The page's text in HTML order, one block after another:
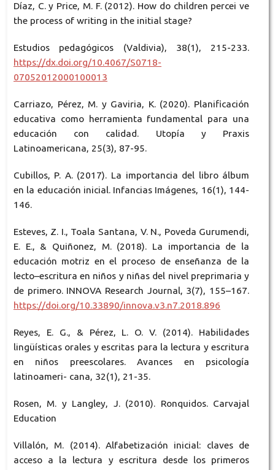
Díaz, C. y Price, M. F. (2012). How do children percei ve
the process of writing in the initial stage?
Estudios pedagógicos (Valdivia), 38(1), 215-233.
https://dx.doi.org/10.4067/S0718-
07052012000100013
Carriazo, Pérez, M. y Gaviria, K. (2020). Planificación
educativa como herramienta fundamental para una
educación con calidad. Utopía y Praxis
Latinoamericana, 25(3), 87-95.
Cubillos, P. A. (2017). La importancia del libro álbum
en la educación inicial. Infancias Imágenes, 16(1), 144-
146.
Esteves, Z. I., Toala Santana, V. N., Poveda Gurumendi,
E. E., & Quiñonez, M. (2018). La importancia de la
educación motriz en el proceso de enseñanza de la
lecto–escritura en niños y niñas del nivel preprimaria y
de primero. INNOVA Research Journal, 3(7), 155–167.
https://doi.org/10.33890/innova.v3.n7.2018.896
Reyes, E. G., & Pérez, L. O. V. (2014). Habilidades
lingüísticas orales y escritas para la lectura y escritura
en niños preescolares. Avances en psicología
latinoameri- cana, 32(1), 21-35.
Rosen, M. y Langley, J. (2010). Ronquidos. Carvajal
Education
Villalón, M. (2014). Alfabetización inicial: claves de
acceso a la lectura y escritura desde los primeros